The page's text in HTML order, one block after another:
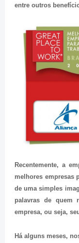
entre outros
Recentemente, a
melhores empresas
de uma simples
palavras de quem
empresa, ou seja,
Há alguns meses,